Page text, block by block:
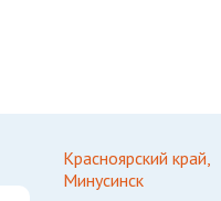
Красноярский край,
Минусинск